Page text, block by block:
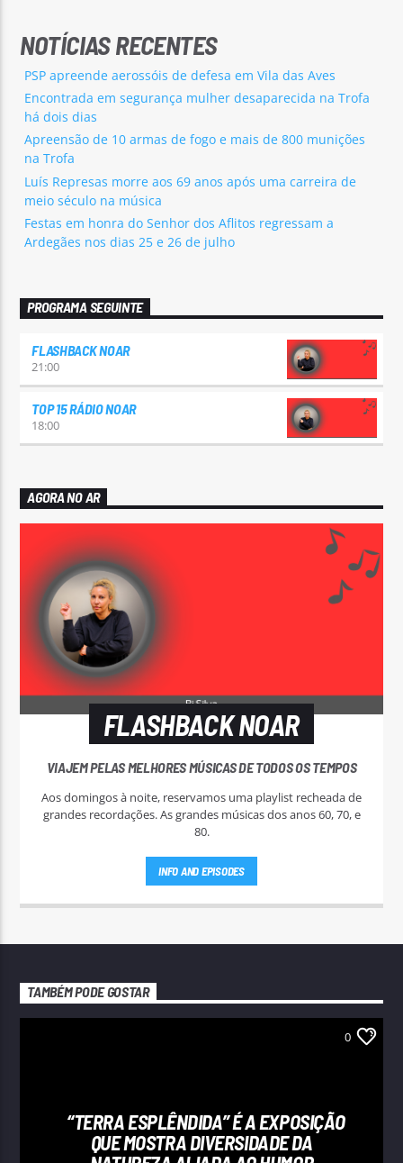
NOTÍCIAS RECENTES
PSP apreende aerossóis de defesa em Vila das Aves
Encontrada em segurança mulher desaparecida na Trofa
há dois dias
Apreensão de 10 armas de fogo e mais de 800 munições
na Trofa
Luís Represas morre aos 69 anos após uma carreira de
meio século na música
Festas em honra do Senhor dos Aflitos regressam a
Ardegães nos dias 25 e 26 de julho
PROGRAMA SEGUINTE
FLASHBACK NOAR
21:00
TOP 15 RÁDIO NOAR
18:00
AGORA NO AR
FLASHBACK NOAR
VIAJEM PELAS MELHORES MÚSICAS DE TODOS OS TEMPOS
Aos domingos à noite, reservamos uma playlist recheada de
grandes recordações. As grandes músicas dos anos 60, 70, e
80.
INFO AND EPISODES
TAMBÉM PODE GOSTAR
0
“TERRA ESPLÊNDIDA” É A EXPOSIÇÃO
QUE MOSTRA DIVERSIDADE DA